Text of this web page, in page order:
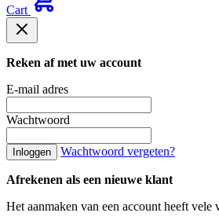
Cart
Reken af met uw account
E-mail adres
Wachtwoord
Inloggen Wachtwoord vergeten?
Afrekenen als een nieuwe klant
Het aanmaken van een account heeft vele